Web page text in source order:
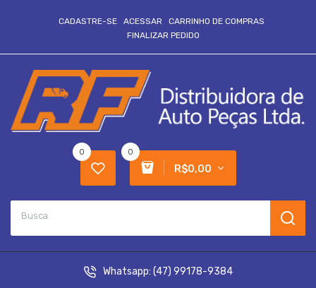
CADASTRE-SE ACESSAR
CARRINHO DE COMPRAS
FINALIZAR PEDIDO
0
R$0,00
0
Whatsapp: (47) 99178-9384